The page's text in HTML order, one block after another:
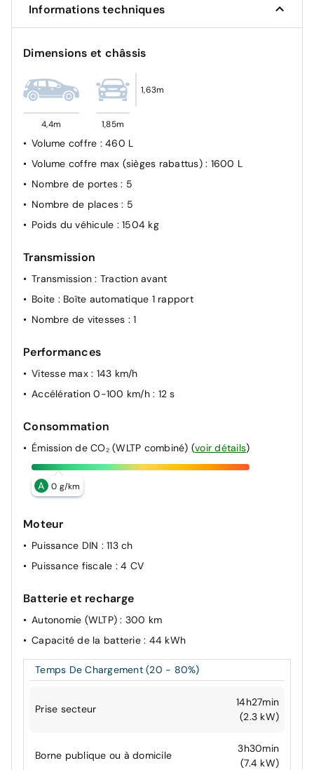
AR)
Airbag passager avant déconnectable manuellement
Airbags Frontaux, latéraux AV et rideaux
Antiblocage de roues ABS
AFU, REF
Informations techniques
Dimensions et châssis
4,4m 1,85m
1,63m
Volume coffre : 460 L
Volume coffre max (sièges rabattus) : 1600 L
Nombre de portes: 5
Nombre de places: 5
Poids du véhicule : 1504 kg
Transmission
Transmission: Traction avant
Boite : Boîte automatique 1 rapport
Nombre de vitesses : 1
Performances
Vitesse max : 143 km/h
Accélération 0-100 km/h : 12 s
Consommation
Émission de CO₂ (WLTP combiné) (voir détails)
A 0 g/km
Moteur
Puissance DIN : 113 ch
Puissance fiscale : 4 CV
Batterie et recharge
Autonomie (WLTP): 300 km
Capacité de la batterie : 44 kWh
Temps De Chargement (20 - 80%)
Prise secteur
14h27min
(2.3 kW)
Borne publique ou à domicile
3h30min
(7.4 kW)